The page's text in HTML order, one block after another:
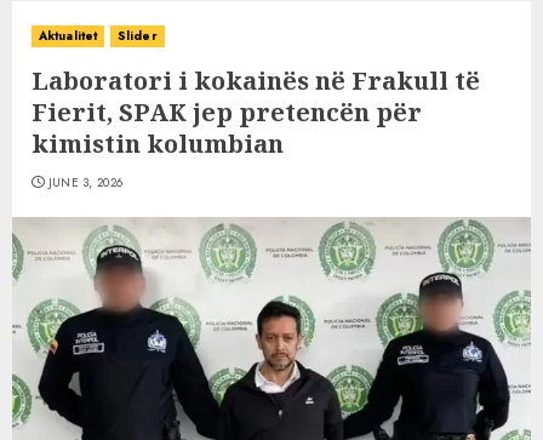
Aktualitet Slider
Laboratori i kokainës në Frakull të
Fierit, SPAK jep pretencën për
kimistin kolumbian
JUNE 3, 2026